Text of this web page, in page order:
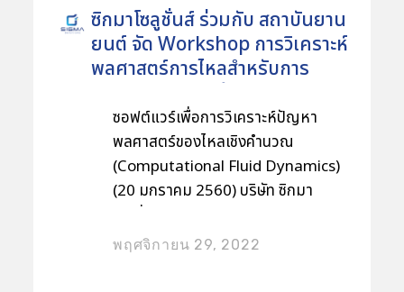
รับฟังการบรรยายและทดลองปฏิบัติ
งานจริงผ่านซอฟต์แวร์ EDEM ณ
ห้องฝึกอบรมคอมพิวเตอร์ บริษัท ซิก
มาโซลูชั่นส์ จำกัด EDEM เป็น
ซอฟต์แวร์ที่ออกแบบมาเพื่อการ
จำลองพฤติกรรมการไหลของวัสดุที่ใช้
กันมากในกลุ่มอุตสาหกรรมด้านเหมือง
แร่ การถลุงโลหะ ภาคการเกษตร รวม
ถึงการผลิตอาหารและยา ที่จำเป็นต้อง
ใช้อุปกรณ์และเครื่องจักรในการเคลื่อน
ย้ายและลำเลียงวัตถุดิบซึ่งมีลักษณะ
ซิกมาโซลูชั่นส์ ร่วมกับ สถาบันยาน
ยนต์ จัด Workshop การวิเคราะห์
พลศาสตร์การไหลสำหรับการ
XFlow
ซอฟต์แวร์เพื่อการวิเคราะห์ปัญหา
พลศาสตร์ของไหลเชิงคำนวณ
(Computational Fluid Dynamics)
(20 มกราคม 2560) บริษัท ซิกมา
ซอฟต์แวร์และผู้ให้บริการงานวิเคราะห์
พฤศจิกายน 29, 2022